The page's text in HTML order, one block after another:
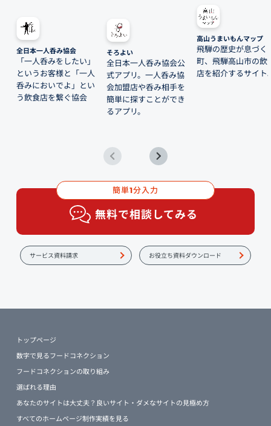
全日本一人呑み協会
「一人呑みをしたい」
というお客様と「一人
呑みにおいでよ」とい
う飲食店を繋ぐ協会
そろよい
全日本一人呑み協会公
式アプリ。一人呑み協
会加盟店や呑み相手を
簡単に探すことができ
るアプリ。
高山うまいもんマップ
飛騨の歴史が息づく
町、飛騨高山市の飲
店を紹介するサイト
簡単1分入力
無料で相談してみる
サービス資料請求 お役立ち資料ダウンロード
トップページ
数字で見るフードコネクション
フードコネクションの取り組み
選ばれる理由
あなたのサイトは大丈夫？良いサイト・ダメなサイトの見極め方
すべてのホームページ制作実績を見る